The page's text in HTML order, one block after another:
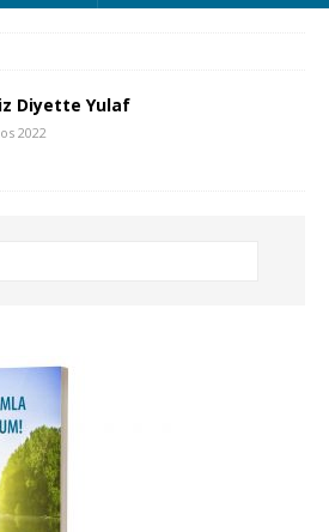
Diyette Yulaf
2022